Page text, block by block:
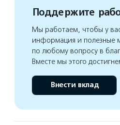
Поддержите
Мы работаем, чтобы у
информация и полезные
по любому вопросу в
Вместе мы этого
Внести вклад